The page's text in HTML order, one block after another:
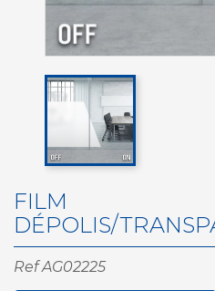
FILM
DÉPOLIS/
Ref AG02225